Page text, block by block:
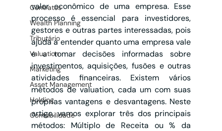
Contratos
Wealth Planning
Tributário
Valuation
Marketing
Asset Management
Holding
Contabilidade
valor econômico de uma empresa. Esse
processo é essencial para investidores,
gestores e outras partes interessadas, pois
ajuda a entender quanto uma empresa vale
e a tomar decisões informadas sobre
investimentos, aquisições, fusões e outras
atividades financeiras. Existem vários
métodos de valuation, cada um com suas
próprias vantagens e desvantagens. Neste
artigo, vamos explorar três dos principais
métodos: Múltiplo de Receita ou % da